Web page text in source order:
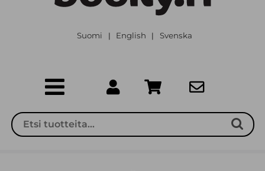
Suomi | English | Svenska